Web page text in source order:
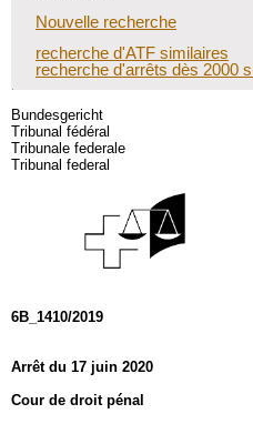
Nouvelle recherche
recherche d'ATF similaires
recherche d'arrêts dès 2000
Bundesgericht
Tribunal fédéral
Tribunale federale
Tribunal federal
6B_1410/2019
Arrêt du 17 juin 2020
Cour de droit pénal